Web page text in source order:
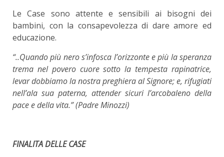
Le Case sono attente e sensibili ai bisogni dei
bambini, con la consapevolezza di dare amore ed
educazione.
“..Quando più nero s’infosca l’orizzonte e più la speranza
trema nel povero cuore sotto la tempesta rapinatrice,
levar dobbiamo la nostra preghiera al Signore; e, rifugiati
nell’ala sua paterna, attender sicuri l’arcobaleno della
pace e della vita.” (Padre Minozzi)
FINALITA DELLE CASE